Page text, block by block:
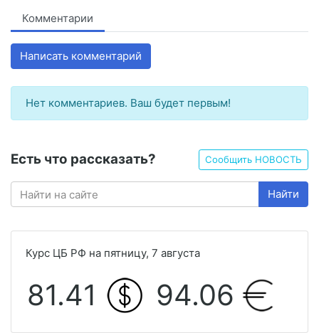
Комментарии
Написать комментарий
Нет комментариев. Ваш будет первым!
Есть что рассказать? Сообщить НОВОСТЬ
Найти
Курс ЦБ РФ на пятницу, 7 августа
81.41 94.06